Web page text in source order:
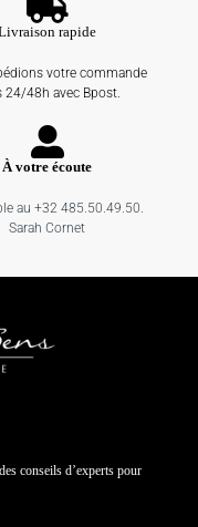
rapide
votre commande
24/48h avec Bpost.
À votre écoute
au +32 485.50.49.50.
Sarah Cornet
conseils d’experts pour